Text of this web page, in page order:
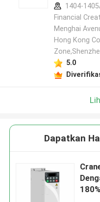
1404-
Financial
Menghai
Hong Kong
5.0
Dapatkan